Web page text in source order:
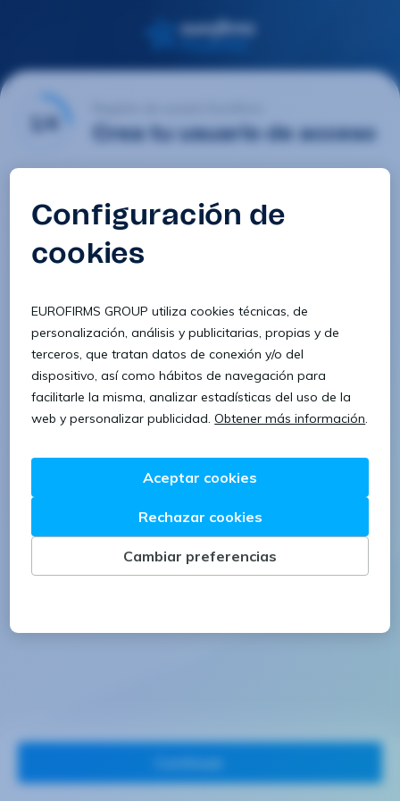
1/4 Crea tu usuario de acceso
Contraseña
Confirmar contraseña
8 caracteres 1 letra minúscula
1 letra mayúscula 1 número